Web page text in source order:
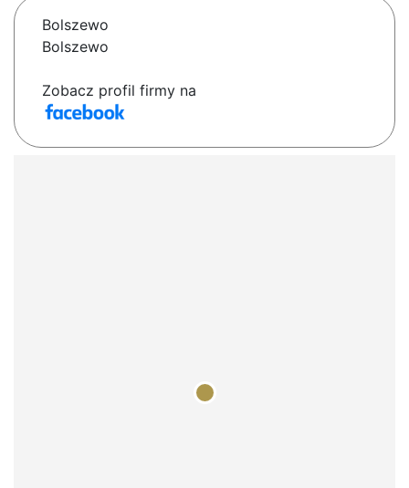
Bolszewo
Bolszewo
Zobacz profil firmy na